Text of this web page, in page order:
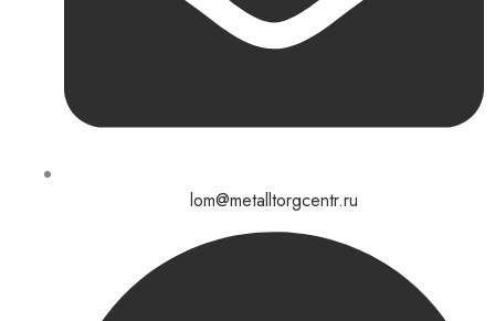
lom@metalltorgcentr.ru